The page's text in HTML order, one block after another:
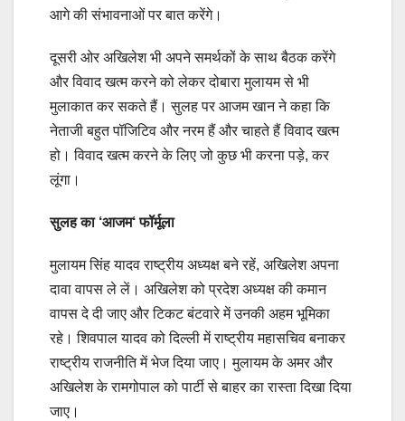
आगे की संभावनाओं पर बात करेंगे।
दूसरी ओर अखिलेश भी अपने समर्थकों के साथ बैठक करेंगे
और विवाद खत्म करने को लेकर दोबारा मुलायम से भी
मुलाकात कर सकते हैं। सुलह पर आजम खान ने कहा कि
नेताजी बहुत पॉजिटिव और नरम हैं और चाहते हैं विवाद खत्म
हो। विवाद खत्म करने के लिए जो कुछ भी करना पड़े, कर
लूंगा।
सुलह का ‘आजम‘फॉर्मूला
मुलायम सिंह यादव राष्ट्रीय अध्यक्ष बने रहें, अखिलेश अपना
दावा वापस ले लें। अखिलेश को प्रदेश अध्यक्ष की कमान
वापस दे दी जाए और टिकट बंटवारे में उनकी अहम भूमिका
रहे। शिवपाल यादव को दिल्ली में राष्ट्रीय महासचिव बनाकर
राष्ट्रीय राजनीति में भेज दिया जाए। मुलायम के अमर और
अखिलेश के रामगोपाल को पार्टी से बाहर का रास्ता दिखा दिया
जाए।